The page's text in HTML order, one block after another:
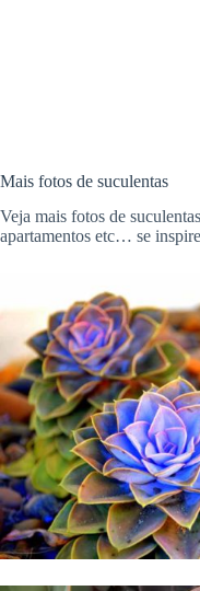
Mais fotos de suculentas
Veja mais fotos de
apartamentos etc… se